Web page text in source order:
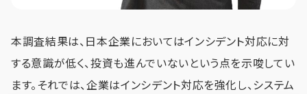
本調査結果は、日本企業においてはインシデント対応に対
する意識が低く、投資も進んでいないという点を示唆してい
ます。それでは、企業はインシデント対応を強化し、システム